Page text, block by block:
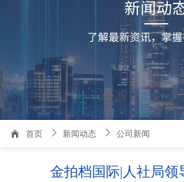
首页 新闻动态 公司新闻
金拍档国际|人社局领